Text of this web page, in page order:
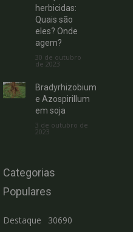
herbicidas:
Quais são
eles? Onde
agem?
30 de outubro
de 2023
Bradyrhizobium
e Azospirillum
em soja
3 de outubro de
2023
Categorias
Populares
Destaque
30690